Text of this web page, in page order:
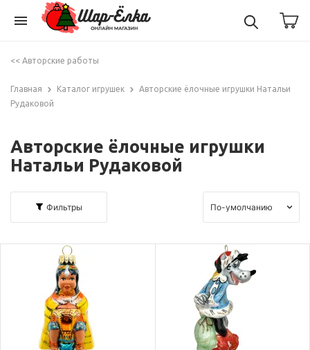
menu
<< Авторские работы
Главная Каталог игрушек
Авторские ёлочные игрушки Натальи
Рудаковой
Авторские ёлочные игрушки
Натальи Рудаковой
Фильтры